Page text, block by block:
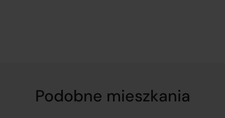
Podobne mieszkania